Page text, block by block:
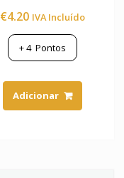
5.00
€4.20 IVA Incluído
+4Pontos
Adicionar